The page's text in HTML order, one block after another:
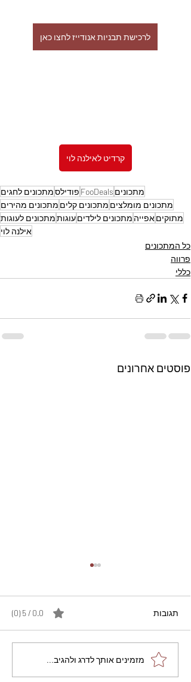
לרכישת תבניות אנודייז לחצו כאן
קרדיט לאילנה לוי
מתכונים FooDeals פודילסמתכונים לחגים
מתכונים מומלצים מתכונים קלים מתכונים מהירים
מתוקיםאפייה מתכונים לילדיםעוגותמתכונים לעוגות
אילנה לוי
כל המתכונים
פרווה
כללי
פוסטים אחרונים
מתכון מנצח עוגת מייפל
שוקולד בחושה וקלה - זיוה
תגובות 0.0 / 5 ‏(0)
מזמינים אותך לדרג ולהגיב...